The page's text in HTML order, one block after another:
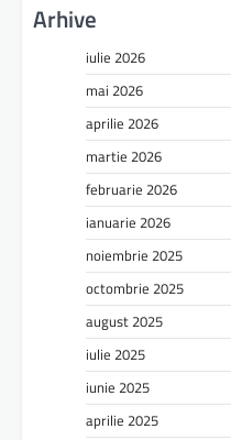
Arhive
iulie 2026
mai 2026
aprilie 2026
martie 2026
februarie 2026
ianuarie 2026
noiembrie 2025
octombrie 2025
august 2025
iulie 2025
iunie 2025
aprilie 2025